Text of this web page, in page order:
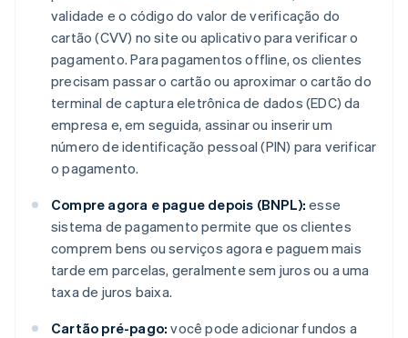
validade e o código do valor de verificação do
cartão (CVV) no site ou aplicativo para verificar o
pagamento. Para pagamentos offline, os clientes
precisam passar o cartão ou aproximar o cartão do
terminal de captura eletrônica de dados (EDC) da
empresa e, em seguida, assinar ou inserir um
número de identificação pessoal (PIN) para verificar
o pagamento.
Compre agora e pague depois (BNPL): esse
sistema de pagamento permite que os clientes
comprem bens ou serviços agora e paguem mais
tarde em parcelas, geralmente sem juros ou a uma
taxa de juros baixa.
Cartão pré-pago: você pode adicionar fundos a